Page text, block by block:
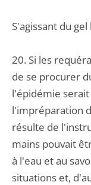
S'agissant du
20. Si les
de se procurer
l'épidémie
l'impréparation
résulte de
mains pouvait
à l'eau et au
situations et,